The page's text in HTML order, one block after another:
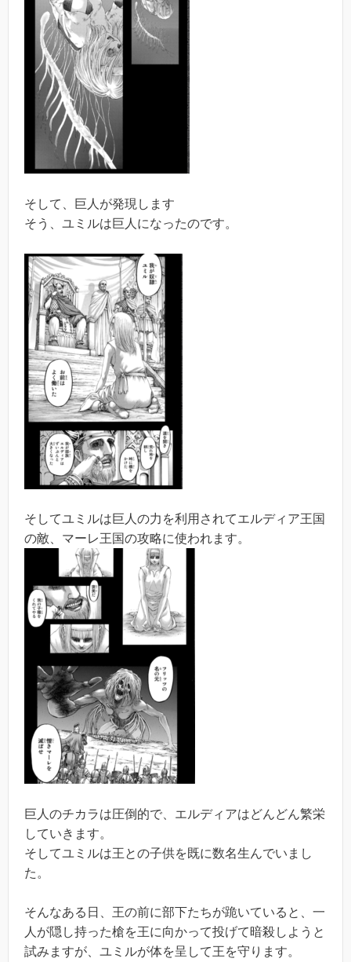
そして、巨人が発現します
そう、ユミルは巨人になったのです。
そしてユミルは巨人の力を利用されてエルディア王国
の敵、マーレ王国の攻略に使われます。
巨人のチカラは圧倒的で、エルディアはどんどん繁栄
していきます。
そしてユミルは王との子供を既に数名生んでいまし
た。
そんなある日、王の前に部下たちが跪いていると、一
人が隠し持った槍を王に向かって投げて暗殺しようと
試みますが、ユミルが体を呈して王を守ります。